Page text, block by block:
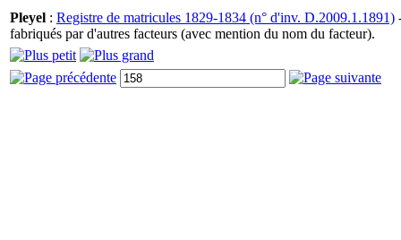
Pleyel : Registre de matricules 1829-1834 (n° d'inv. D.2009.1.1891)
fabriqués par d'autres facteurs (avec mention du nom du facteur).